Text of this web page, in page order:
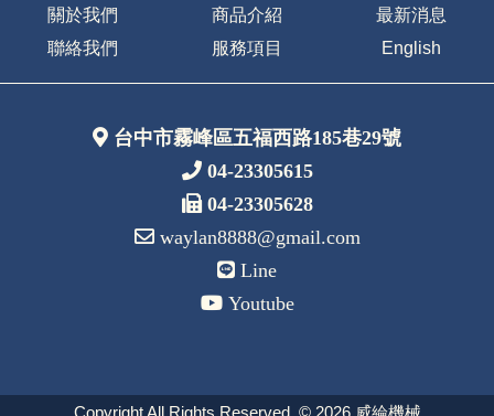
關於我們 商品介紹
最新消息
聯絡我們
服務項目 English
台中市霧峰區五福西路185巷29號
04-23305615
04-23305628
waylan8888@gmail.com
Line
Youtube
Copyright All Rights Reserved. © 2026 威綸機械